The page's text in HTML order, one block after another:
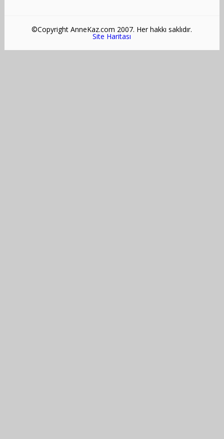
©Copyright AnneKaz.com 2007. Her hakkı saklıdır.
Site Haritası